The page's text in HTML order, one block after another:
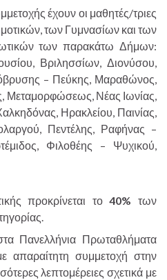
έχουν οι μαθητές/τριες
των Γυμνασίων και των
των παρακάτω Δήμων:
Βριλησσίων, Διονύσου,
– Πεύκης, Μαραθώνος,
Μεταμορφώσεως, Νέας Ιωνίας,
Ηρακλείου, Παινίας,
Πεντέλης, Ραφήνας –
Φιλοθέης – Ψυχικού,
προκρίνεται το40% των
Πανελλήνια Πρωταθλήματα
απαραίτητη συμμετοχή στην
λεπτομέρειες σχετικά με